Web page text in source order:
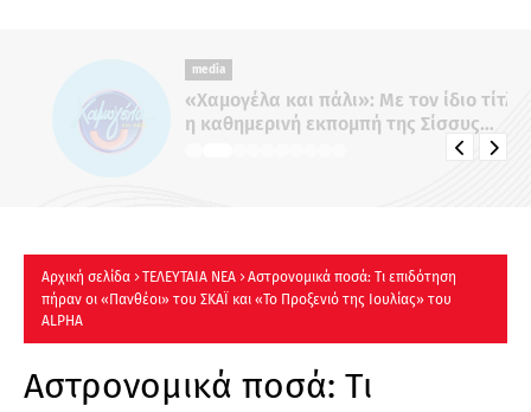
media
«Χαμογέλα και πάλι»: Με τον ίδιο τίτλο
η καθημερινή εκπομπή της Σίσσυς
Αρχική σελίδα ΤΕΛΕΥΤΑΙΑ ΝΕΑ
Αστρονομικά ποσά: Τι επιδότηση
πήραν οι «Πανθέοι» του ΣΚΑΪ και «Το Προξενιό της Ιουλίας» του
ALPHA
Αστρονομικά ποσά: Τι